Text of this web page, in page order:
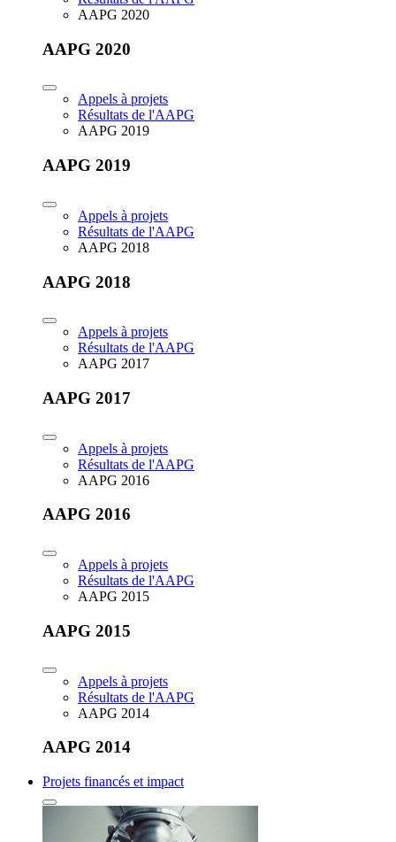
AAPG 2020
AAPG 2020
Appels à projets
Résultats de l'AAPG
AAPG 2019
AAPG 2019
Appels à projets
Résultats de l'AAPG
AAPG 2018
AAPG 2018
Appels à projets
Résultats de l'AAPG
AAPG 2017
AAPG 2017
Appels à projets
Résultats de l'AAPG
AAPG 2016
AAPG 2016
Appels à projets
Résultats de l'AAPG
AAPG 2015
AAPG 2015
Appels à projets
Résultats de l'AAPG
AAPG 2014
AAPG 2014
Projets financés et impact